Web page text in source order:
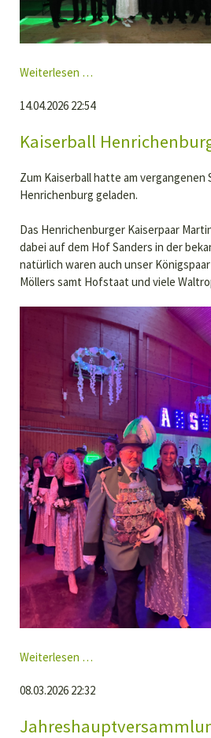
Weiterlesen …Königsball
14.04.2026 22:54
Kaiserball
Zum Kaiserball hatte am vergangenen
Henrichenburg geladen.
Das Henrichenburger Kaiserpaar
dabei auf dem Hof Sanders in der
natürlich waren auch unser Königspaar
Möllers samt Hofstaat und viele
Weiterlesen …Kaiserball
2026
08.03.2026 22:32